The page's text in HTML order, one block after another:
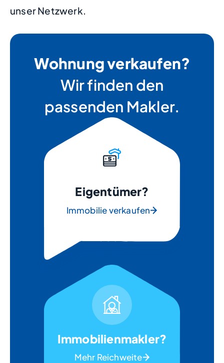
unser Netzwerk.
Wohnung verkaufen?
Wir finden den
passenden Makler.
Eigentümer?
Immobilie verkaufen
Immobilienmakler?
Mehr Reichweite